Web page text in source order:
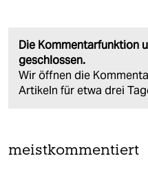
Die Kommentarfunktion
geschlossen.
Wir öffnen die
Artikeln für etwa drei
meistkommentiert